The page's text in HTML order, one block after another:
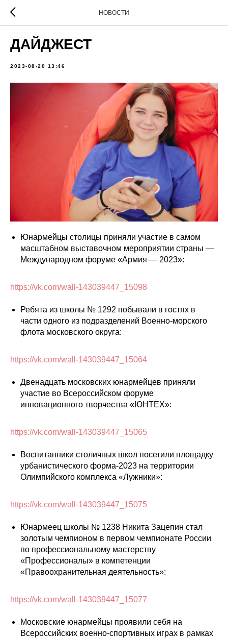
НОВОСТИ
ДАЙДЖЕСТ
2023-08-20 13:46
Юнармейцы столицы приняли участие в самом
масштабном выставочном мероприятии страны —
Международном форуме «Армия — 2023»:
https://vk.com/wall-143039447_15098
Ребята из школы № 1292 побывали в гостях в
части одного из подразделений Военно-морского
флота московского округа:
https://vk.com/wall-143039447_15064
Двенадцать московских юнармейцев приняли
участие во Всероссийском форуме
инновационного творчества «ЮНТЕХ»:
https://vk.com/wall-143039447_15065
Воспитанники столичных школ посетили площадку
урбанистического форма-2023 на территории
Олимпийского комплекса «Лужники»:
https://vk.com/wall-143039447_15075
Юнармеец школы № 1238 Никита Зацепин стал
золотым чемпионом в первом чемпионате России
по профессиональному мастерству
«Профессионалы» в компетенции
«Правоохранительная деятельность»:
https://vk.com/wall-143039447_15077
Московские юнармейцы проявили себя на
Всероссийских военно-спортивных играх в рамках